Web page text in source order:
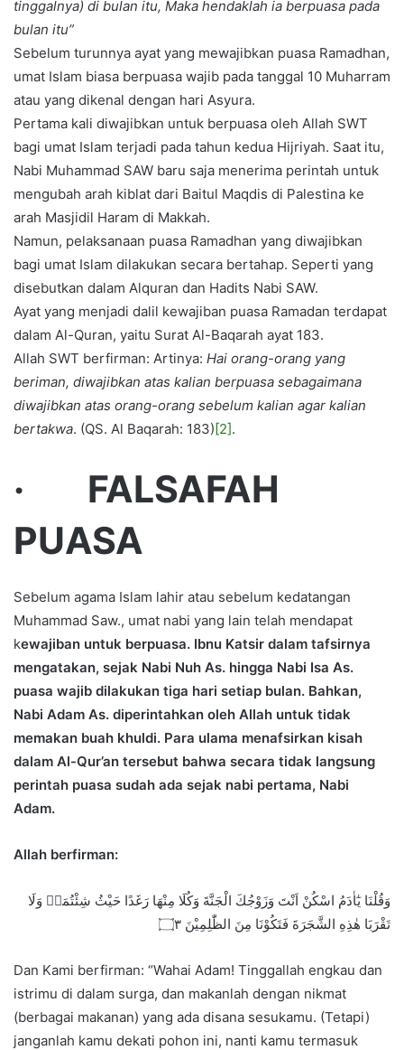
tinggalnya) di bulan itu, Maka hendaklah ia berpuasa pada
bulan itu”
Sebelum turunnya ayat yang mewajibkan puasa Ramadhan,
umat Islam biasa berpuasa wajib pada tanggal 10 Muharram
atau yang dikenal dengan hari Asyura.
Pertama kali diwajibkan untuk berpuasa oleh Allah SWT
bagi umat Islam terjadi pada tahun kedua Hijriyah. Saat itu,
Nabi Muhammad SAW baru saja menerima perintah untuk
mengubah arah kiblat dari Baitul Maqdis di Palestina ke
arah Masjidil Haram di Makkah.
Namun, pelaksanaan puasa Ramadhan yang diwajibkan
bagi umat Islam dilakukan secara bertahap. Seperti yang
disebutkan dalam Alquran dan Hadits Nabi SAW.
Ayat yang menjadi dalil kewajiban puasa Ramadan terdapat
dalam Al-Quran, yaitu Surat Al-Baqarah ayat 183.
Allah SWT berfirman: Artinya: Hai orang-orang yang
beriman, diwajibkan atas kalian berpuasa sebagaimana
diwajibkan atas orang-orang sebelum kalian agar kalian
bertakwa. (QS. Al Baqarah: 183) [2].
· FALSAFAH
PUASA
Sebelum agama Islam lahir atau sebelum kedatangan
Muhammad Saw., umat nabi yang lain telah mendapat
kewajiban untuk berpuasa. Ibnu Katsir dalam tafsirnya
mengatakan, sejak Nabi Nuh As. hingga Nabi Isa As.
puasa wajib dilakukan tiga hari setiap bulan. Bahkan,
Nabi Adam As. diperintahkan oleh Allah untuk tidak
memakan buah khuldi. Para ulama menafsirkan kisah
dalam Al-Qur’an tersebut bahwa secara tidak langsung
perintah puasa sudah ada sejak nabi pertama, Nabi
Adam.
Allah berfirman:
وَقُلْنَا يٰٓاٰدَمُ اسْكُنْ اَنْتَ وَزَوْجُكَ الْجَنَّةَ وَكُلَا مِنْهَا رَغَدًا حَيْثُ شِئْتُمَاۖ وَلَا
تَقْرَبَا هٰذِهِ الشَّجَرَةَ فَتَكُوْنَا مِنَ الظّٰلِمِيْنَ ۝٣
Dan Kami berfirman: “Wahai Adam! Tinggallah engkau dan
istrimu di dalam surga, dan makanlah dengan nikmat
(berbagai makanan) yang ada disana sesukamu. (Tetapi)
janganlah kamu dekati pohon ini, nanti kamu termasuk